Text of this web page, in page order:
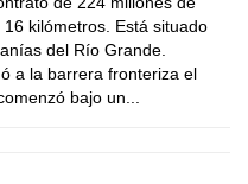
kilómetros. Está situado
del Río Grande.
a la barrera fronteriza el
bajo un...